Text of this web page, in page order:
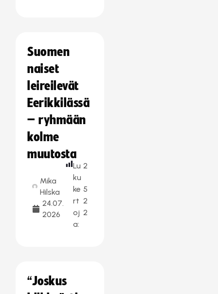
Suomen
naiset
leireilevät
Eerikkilässä
– ryhmään
kolme
muutosta
Mika
Hilska
24.07.
2026
Lu
ku
ke
rt
oj
a:
2
5
2
2
“Joskus